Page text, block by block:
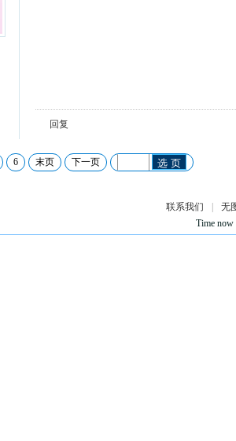
回复
6 末页 下一页 选 页
联系我们
无
Time now